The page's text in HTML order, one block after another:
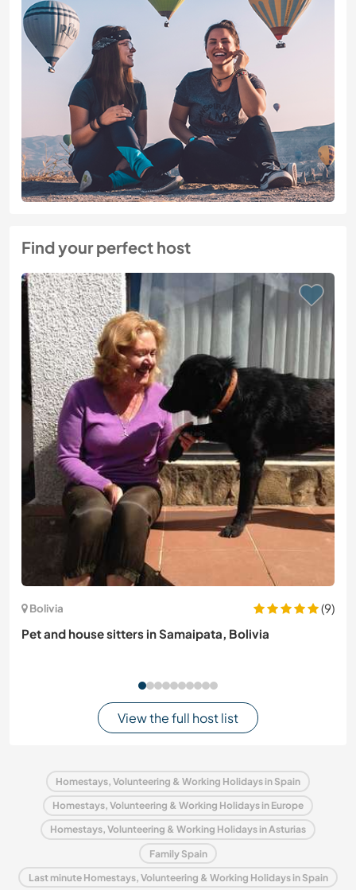
Find your perfect host
Bolivia
(9)
Pet and house sitters in Samaipata, Bolivia
View the full host list
Homestays, Volunteering & Working Holidays in Spain
Homestays, Volunteering & Working Holidays in Europe
Homestays, Volunteering & Working Holidays in Asturias
Family Spain
Last minute Homestays, Volunteering & Working Holidays in Spain